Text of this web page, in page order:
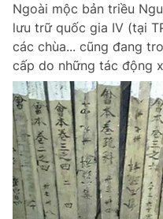
Ngoài mộc bản triều
lưu trữ quốc gia IV (tại
các chùa... cũng đang
cấp do những tác động